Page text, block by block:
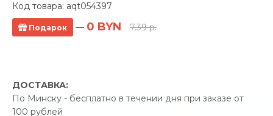
Код товара: aqt054397
Подарок — 0 BYN 7.39 р.
ДОСТАВКА:
По Минску - бесплатно в течении дня при заказе от
100 рублей
-5%